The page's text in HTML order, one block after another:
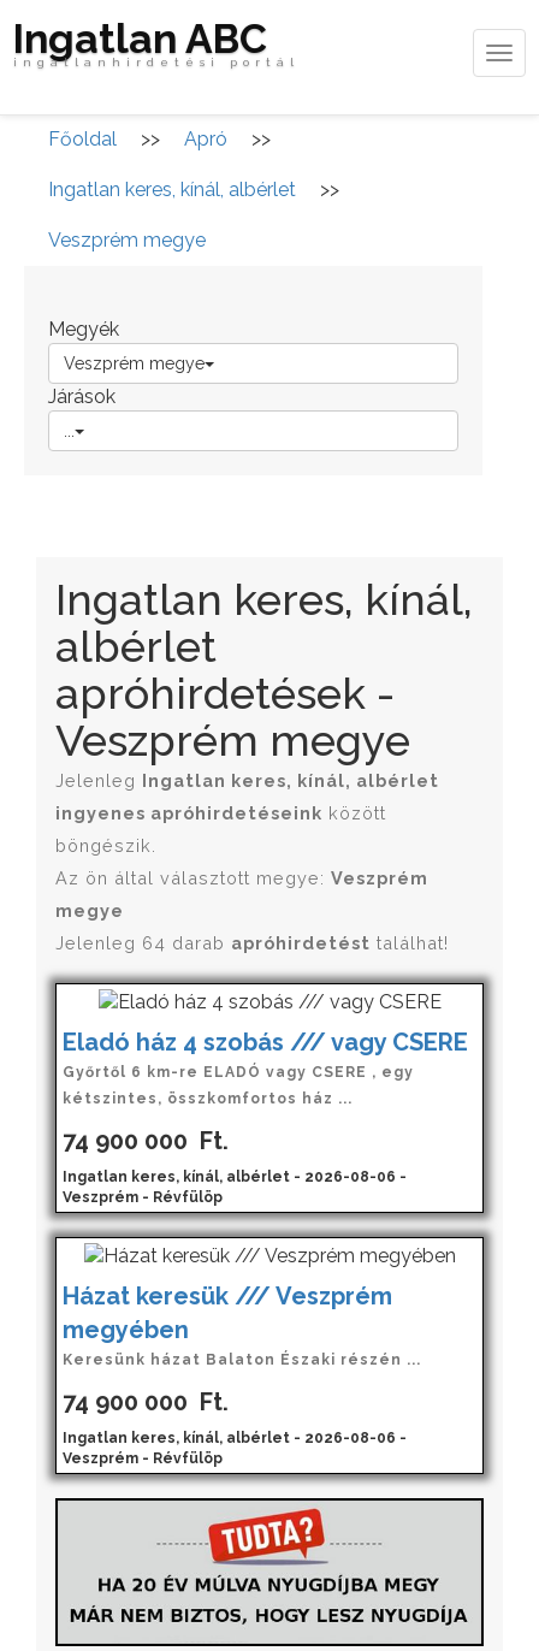
Ingatlan ABC
ingatlanhirdetési portál
Főoldal >> Apró >>
Ingatlan keres, kínál, albérlet >>
Veszprém megye
Megyék
Veszprém megye
Járások
Ingatlan keres, kínál,
albérlet
apróhirdetések -
Veszprém megye
Jelenleg Ingatlan keres, kínál, albérlet
ingyenes apróhirdetéseink között
böngészik.
Az ön által választott megye: Veszprém
megye
Jelenleg 64 darab apróhirdetést találhat!
Eladó ház 4 szobás /// vagy CSERE
Győrtől 6 km-re ELADÓ vagy CSERE , egy
kétszintes, összkomfortos ház ...
74 900 000 Ft.
Ingatlan keres, kínál, albérlet - 2026-08-06 -
Veszprém - Révfülöp
Házat keresük /// Veszprém
megyében
Keresünk házat Balaton Északi részén ...
74 900 000 Ft.
Ingatlan keres, kínál, albérlet - 2026-08-06 -
Veszprém - Révfülöp